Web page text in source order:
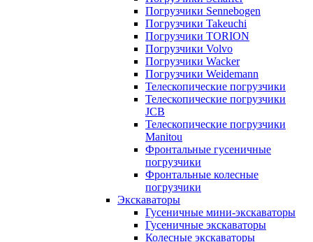
Погрузчики Sennebogen
Погрузчики Takeuchi
Погрузчики TORION
Погрузчики Volvo
Погрузчики Wacker
Погрузчики Weidemann
Телескопические погрузчики
Телескопические погрузчики
JCB
Телескопические погрузчики
Manitou
Фронтальные гусеничные
погрузчики
Фронтальные колесные
погрузчики
Экскаваторы
Гусеничные мини-экскаваторы
Гусеничные экскаваторы
Колесные экскаваторы